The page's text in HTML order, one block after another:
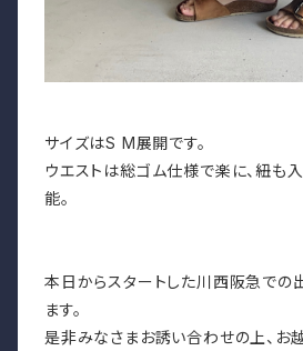
サイズはS M展開です。
ウエストは総ゴム仕様で楽に、紐も
能。
本日からスタートした川西阪急での
ます。
是非みなさまお誘い合わせの上、お越